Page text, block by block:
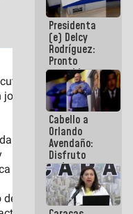
Presidenta
(e) Delcy
Rodríguez:
Pronto
restableceremos
las
operaciones
en el
Aeropuerto
Internacional
de
Maiquetía
Cabello a
Orlando
Avendaño:
Disfruto
cada vez
que escribes
porque lo
que haces